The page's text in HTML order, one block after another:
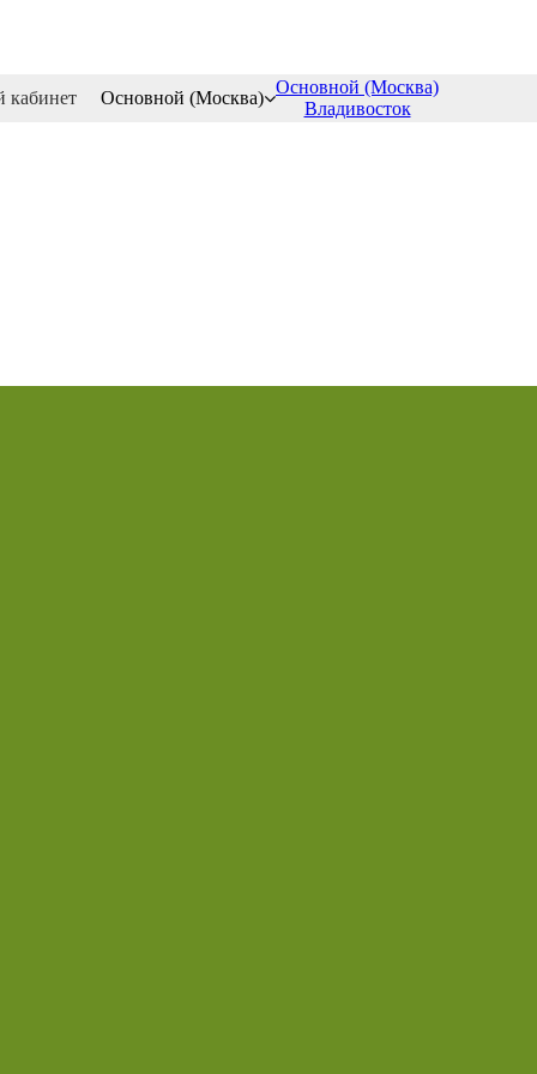
кабинет Основной (Москва)
Основной (Москва)
Владивосток